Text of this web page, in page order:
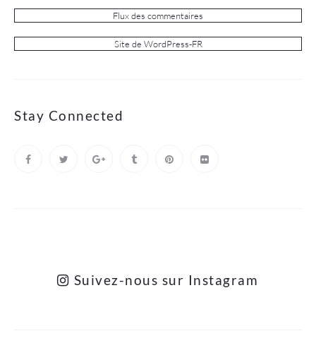
Flux des commentaires
Site de WordPress-FR
Stay Connected
Suivez-nous sur Instagram